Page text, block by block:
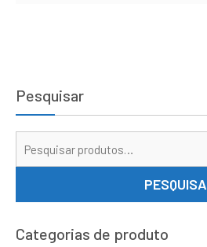
Pesquisar
PESQUISA
Categorias de produto